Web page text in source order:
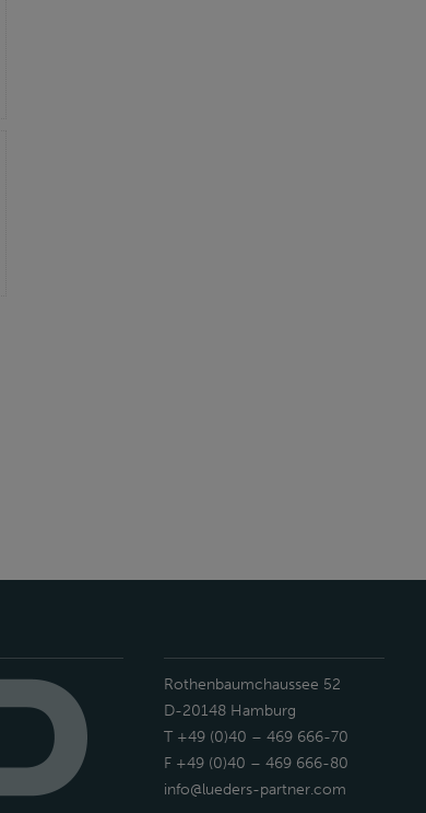
Rothenbaumchaussee 52
D-20148 Hamburg
T +49 (0)40 – 469 666-70
F +49 (0)40 – 469 666-80
info@lueders-partner.com